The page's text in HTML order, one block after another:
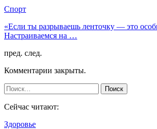
Спорт
«Если ты разрываешь ленточку — это
Настраиваемся на …
пред. след.
Комментарии закрыты.
Сейчас читают:
Здоровье